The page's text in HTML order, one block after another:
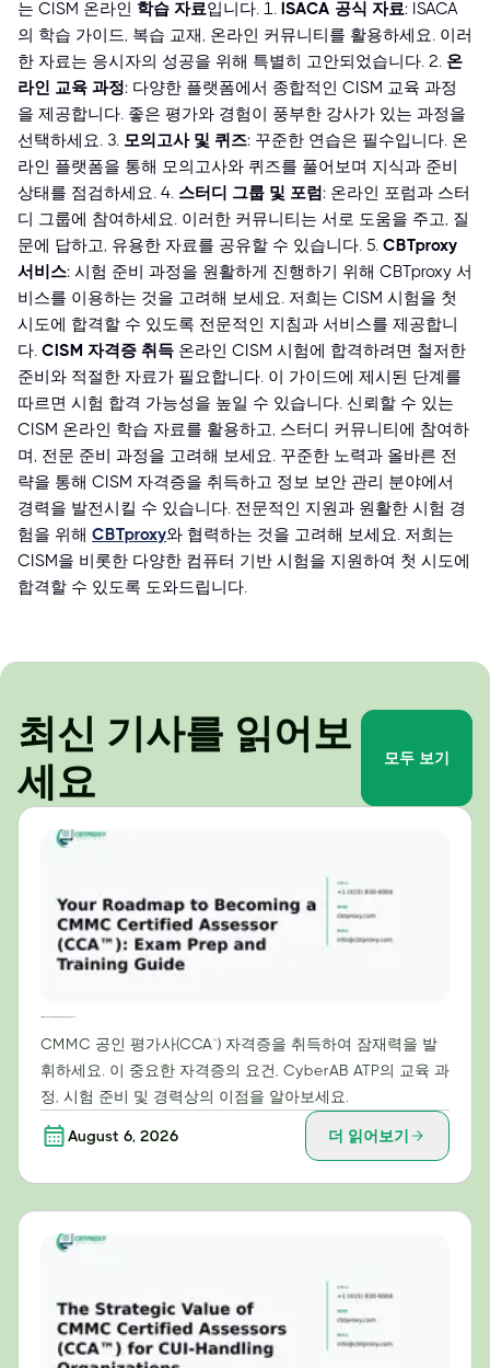
는 CISM 온라인 학습 자료입니다. 1. ISACA 공식 자료: ISACA
의 학습 가이드, 복습 교재, 온라인 커뮤니티를 활용하세요. 이러
한 자료는 응시자의 성공을 위해 특별히 고안되었습니다. 2. 온
라인 교육 과정: 다양한 플랫폼에서 종합적인 CISM 교육 과정
을 제공합니다. 좋은 평가와 경험이 풍부한 강사가 있는 과정을
선택하세요. 3. 모의고사 및 퀴즈: 꾸준한 연습은 필수입니다. 온
라인 플랫폼을 통해 모의고사와 퀴즈를 풀어보며 지식과 준비
상태를 점검하세요. 4. 스터디 그룹 및 포럼: 온라인 포럼과 스터
디 그룹에 참여하세요. 이러한 커뮤니티는 서로 도움을 주고, 질
문에 답하고, 유용한 자료를 공유할 수 있습니다. 5. CBTproxy
서비스: 시험 준비 과정을 원활하게 진행하기 위해 CBTproxy 서
비스를 이용하는 것을 고려해 보세요. 저희는 CISM 시험을 첫
시도에 합격할 수 있도록 전문적인 지침과 서비스를 제공합니
다. CISM 자격증 취득 온라인 CISM 시험에 합격하려면 철저한
준비와 적절한 자료가 필요합니다. 이 가이드에 제시된 단계를
따르면 시험 합격 가능성을 높일 수 있습니다. 신뢰할 수 있는
CISM 온라인 학습 자료를 활용하고, 스터디 커뮤니티에 참여하
며, 전문 준비 과정을 고려해 보세요. 꾸준한 노력과 올바른 전
략을 통해 CISM 자격증을 취득하고 정보 보안 관리 분야에서
경력을 발전시킬 수 있습니다. 전문적인 지원과 원활한 시험 경
험을 위해 CBTproxy와 협력하는 것을 고려해 보세요. 저희는
CISM을 비롯한 다양한 컴퓨터 기반 시험을 지원하여 첫 시도에
합격할 수 있도록 도와드립니다.
최신 기사를 읽어보
세요
모두 보기
CMMC 공인 평가사(CCA™) 자격증을 취득하여 잠재력을 발
휘하세요. 이 중요한 자격증의 요건, CyberAB ATP의 교육 과
정, 시험 준비 및 경력상의 이점을 알아보세요.
August 6, 2026 더 읽어보기